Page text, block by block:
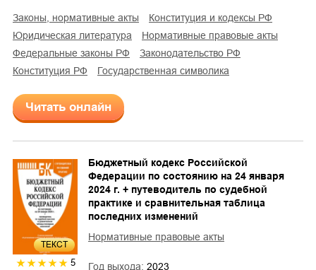
законы, нормативные акты
конституция и кодексы РФ
юридическая литература
нормативные правовые акты
федеральные законы РФ
законодательство РФ
Конституция РФ
государственная символика
Читать онлайн
ТЕКСТ
5
Бюджетный кодекс Российской
Федерации по состоянию на 24 января
2024 г. + путеводитель по судебной
практике и сравнительная таблица
последних изменений
Нормативные правовые акты
Год выхода: 2023